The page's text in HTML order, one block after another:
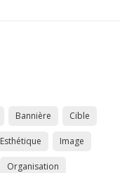
Bannière Cible
Esthétique Image
Organisation